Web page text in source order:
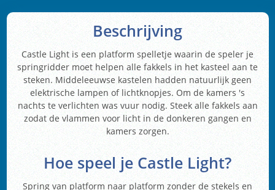
Beschrijving
Castle Light is een platform spelletje waarin de speler je
springridder moet helpen alle fakkels in het kasteel aan te
steken. Middeleeuwse kastelen hadden natuurlijk geen
elektrische lampen of lichtknopjes. Om de kamers 's
nachts te verlichten was vuur nodig. Steek alle fakkels aan
zodat de vlammen voor licht in de donkeren gangen en
kamers zorgen.
Hoe speel je Castle Light?
Spring van platform naar platform zonder de stekels en